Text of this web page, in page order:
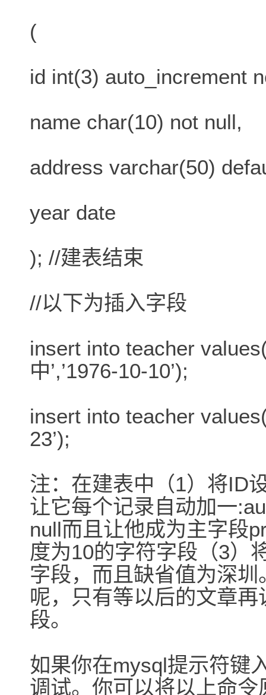
(
id int(3) auto_increment
name char(10) not null,
address varchar(50)
year date
); //建表结束
//以下为插入字段
insert into teacher
中’,’1976-10-10’);
insert into teacher
23’);
注：在建表中（1）将ID
让它每个记录自动加一
null而且让他成为主字段
度为10的字符字段（3）
字段，而且缺省值为深
呢，只有等以后的文章
段。
如果你在mysql提示符键
调试。你可以将以上命